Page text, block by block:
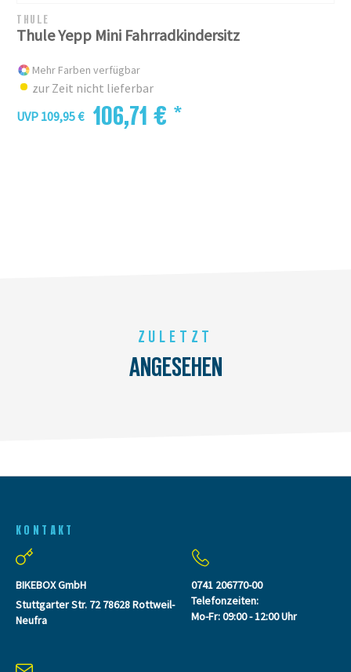
THULE
Thule Yepp Mini Fahrradkindersitz
Mehr Farben verfügbar
zur Zeit nicht lieferbar
UVP 109,95 € 106,71 € *
ZULETZT
ANGESEHEN
KONTAKT
BIKEBOX GmbH
Stuttgarter Str. 72 78628 Rottweil-
Neufra
0741 206770-00
Telefonzeiten:
Mo-Fr: 09:00 - 12:00 Uhr